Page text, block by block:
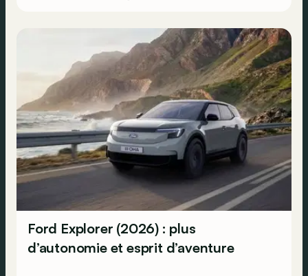
Ford Explorer (2026) : plus
d’autonomie et esprit d’aventure